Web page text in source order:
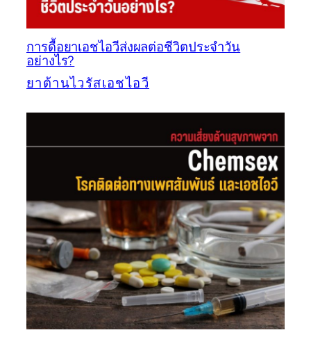
การดื้อยาเอชไอวีส่งผลต่อชีวิตประจำวัน
อย่างไร?
ยาต้านไวรัสเอชไอวี